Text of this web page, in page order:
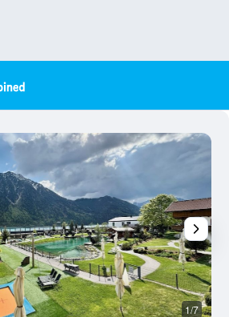
1/7